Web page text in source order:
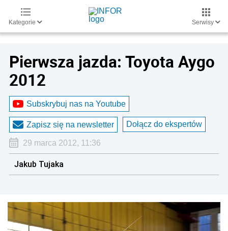
Kategorie Serwisy
Pierwsza jazda: Toyota Aygo
2012
Subskrybuj nas na Youtube
Zapisz się na newsletter Dołącz do ekspertów
29 marca 2012, 11:36
Jakub Tujaka